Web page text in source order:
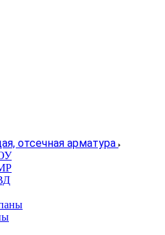
отсечная арматура